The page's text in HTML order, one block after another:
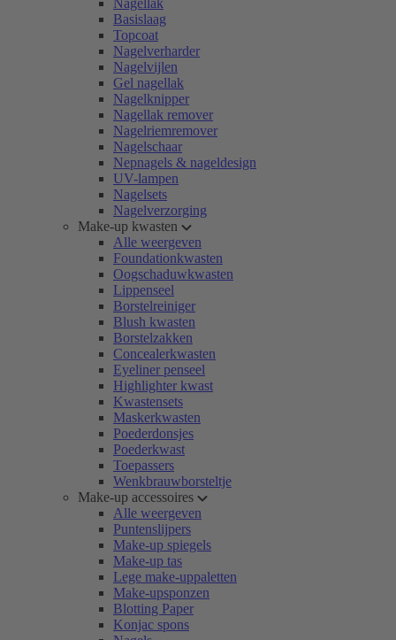
Nagellak
Basislaag
Topcoat
Nagelverharder
Nagelvijlen
Gel nagellak
Nagelknipper
Nagellak remover
Nagelriemremover
Nagelschaar
Nepnagels & nageldesign
UV-lampen
Nagelsets
Nagelverzorging
Make-up kwasten
Alle weergeven
Foundationkwasten
Oogschaduwkwasten
Lippenseel
Borstelreiniger
Blush kwasten
Borstelzakken
Concealerkwasten
Eyeliner penseel
Highlighter kwast
Kwastensets
Maskerkwasten
Poederdonsjes
Poederkwast
Toepassers
Wenkbrauwborsteltje
Make-up accessoires
Alle weergeven
Puntenslijpers
Make-up spiegels
Make-up tas
Lege make-uppaletten
Make-upsponzen
Blotting Paper
Konjac spons